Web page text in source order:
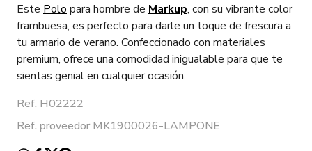
Este Polo para hombre de Markup, con su vibrante color
frambuesa, es perfecto para darle un toque de frescura a
tu armario de verano. Confeccionado con materiales
premium, ofrece una comodidad inigualable para que te
sientas genial en cualquier ocasión.
Ref. H02222
Ref. proveedor MK1900026-LAMPONE